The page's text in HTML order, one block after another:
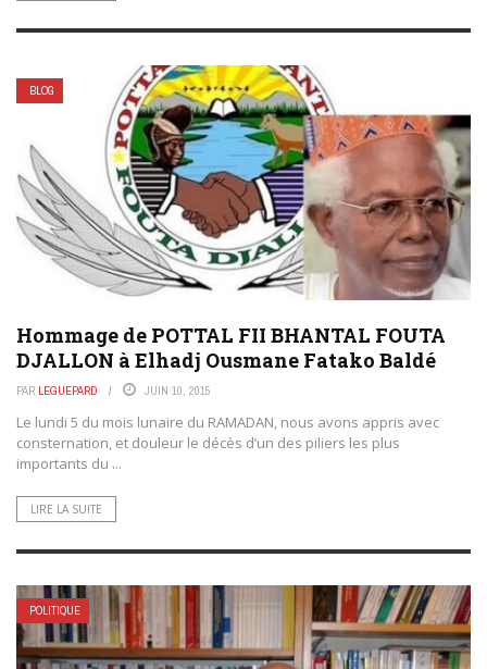
BLOG
Hommage de POTTAL FII BHANTAL FOUTA
DJALLON à Elhadj Ousmane Fatako Baldé
PAR LEGUEPARD JUIN 10, 2015
Le lundi 5 du mois lunaire du RAMADAN, nous avons appris avec
consternation, et douleur le décès d’un des piliers les plus
importants du ...
LIRE LA SUITE
POLITIQUE